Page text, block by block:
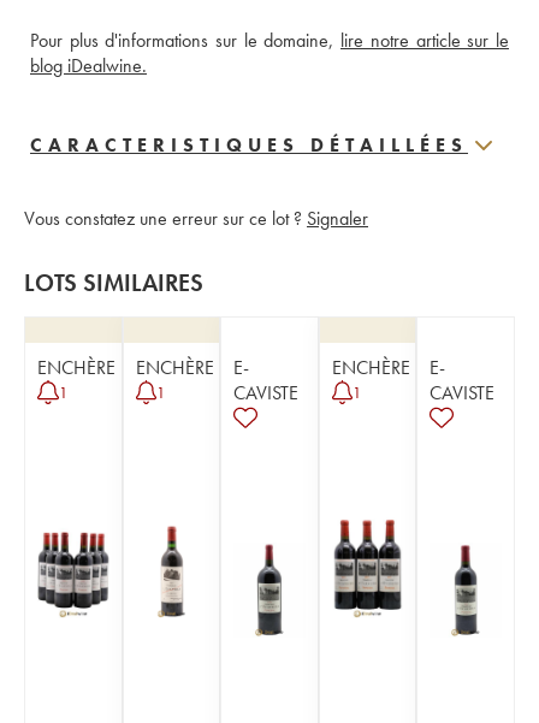
Pour plus d'informations sur le domaine, lire notre article sur le
blog iDealwine.
CARACTERISTIQUES DÉTAILLÉES
Vous constatez une erreur sur ce lot ? Signaler
LOTS SIMILAIRES
ENCHÈRE
1
ENCHÈRE
1
E-
CAVISTE
ENCHÈRE
1
E-
CAVISTE